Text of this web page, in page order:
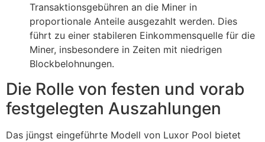
Transaktionsgebühren an die Miner in
proportionale Anteile ausgezahlt werden. Dies
führt zu einer stabileren Einkommensquelle für die
Miner, insbesondere in Zeiten mit niedrigen
Blockbelohnungen.
Die Rolle von festen und vorab
festgelegten Auszahlungen
Das jüngst eingeführte Modell von Luxor Pool bietet